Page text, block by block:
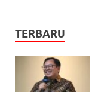
TERBARU